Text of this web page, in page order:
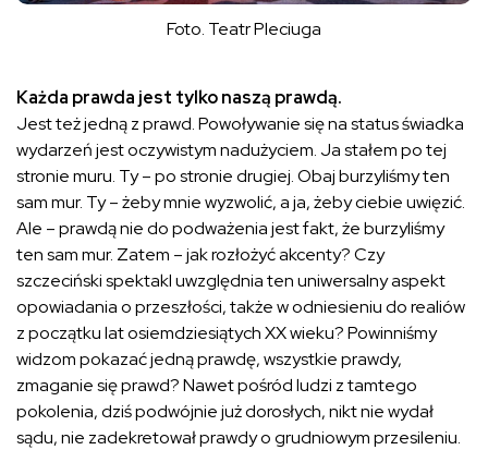
Foto. Teatr Pleciuga
Każda prawda jest tylko naszą prawdą.
Jest też jedną z prawd. Powoływanie się na status świadka
wydarzeń jest oczywistym nadużyciem. Ja stałem po tej
stronie muru. Ty – po stronie drugiej. Obaj burzyliśmy ten
sam mur. Ty – żeby mnie wyzwolić, a ja, żeby ciebie uwięzić.
Ale – prawdą nie do podważenia jest fakt, że burzyliśmy
ten sam mur. Zatem – jak rozłożyć akcenty? Czy
szczeciński spektakl uwzględnia ten uniwersalny aspekt
opowiadania o przeszłości, także w odniesieniu do realiów
z początku lat osiemdziesiątych XX wieku? Powinniśmy
widzom pokazać jedną prawdę, wszystkie prawdy,
zmaganie się prawd? Nawet pośród ludzi z tamtego
pokolenia, dziś podwójnie już dorosłych, nikt nie wydał
sądu, nie zadekretował prawdy o grudniowym przesileniu.